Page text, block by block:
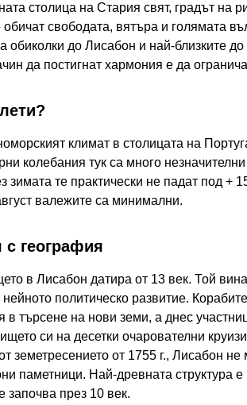
столица на Стария свят, градът на
обичат свободата, вятъра и голямата
обиколки до Лисабон и най-близките
да постигнат хармония е да
климат в столицата на
колебания тук са много
зимата те практически не падат под
валежите са минимални.
с география
в Лисабон датира от 13 век. Той
нейното политическо развитие.
в търсене на нови земи, а днес
си на десетки очарователни
земетресението от 1755 г., Лисабон
паметници. Най-древната структура
започва през 10 век.